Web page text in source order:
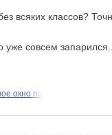
классов?
совсем
окно по